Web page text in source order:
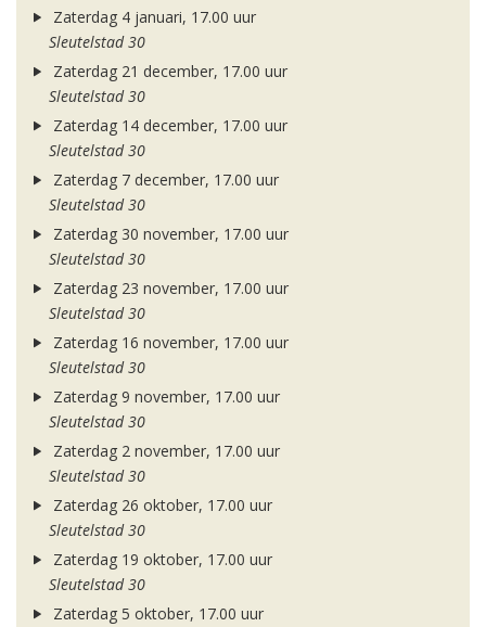
Zaterdag 4 januari, 17.00 uur
Sleutelstad 30
Zaterdag 21 december, 17.00 uur
Sleutelstad 30
Zaterdag 14 december, 17.00 uur
Sleutelstad 30
Zaterdag 7 december, 17.00 uur
Sleutelstad 30
Zaterdag 30 november, 17.00 uur
Sleutelstad 30
Zaterdag 23 november, 17.00 uur
Sleutelstad 30
Zaterdag 16 november, 17.00 uur
Sleutelstad 30
Zaterdag 9 november, 17.00 uur
Sleutelstad 30
Zaterdag 2 november, 17.00 uur
Sleutelstad 30
Zaterdag 26 oktober, 17.00 uur
Sleutelstad 30
Zaterdag 19 oktober, 17.00 uur
Sleutelstad 30
Zaterdag 5 oktober, 17.00 uur